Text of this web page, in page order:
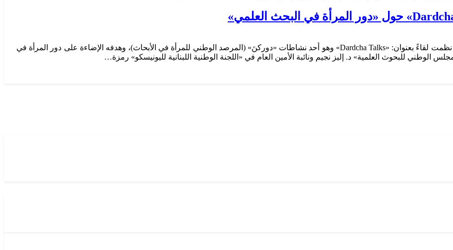
عمادة «الدراسات العليا والبحوث» في «جامعة بيروت العربية» نظمت لقاءً بعنوان: «Dardcha Talks» وهو أحد نشاطات «دوركنَ» (المرصد الوطني للمرأة في الأبحاث)، وهدفه الإضاءة على دور المرأة في
للبحوث العلمية» د. إليز نجيم ونائبة الأمين العام في «اللجنة الوطنية اللبنانية لليونيسكو» رمزة…